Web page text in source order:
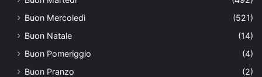
Buon Mercoledì
(521)
Buon Natale
(14)
Buon Pomeriggio
(4)
Buon Pranzo
(2)